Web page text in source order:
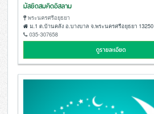
มัสยิดสมคิดอิสลาม
พระนครศรีอยุธยา
ม.1 ต.บ้านคลัง อ.บางบาล จ.พระนครศรีอยุธยา 13250
035-307658
ดูรายละเอียด